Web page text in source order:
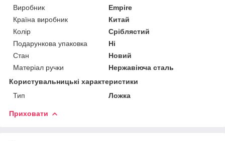
Виробник
Empire
Країна виробник
Китай
Колір
Сріблястий
Подарункова упаковка
Ні
Стан
Новий
Матеріал ручки
Нержавіюча сталь
Користувальницькі характеристики
Тип
Ложка
Приховати